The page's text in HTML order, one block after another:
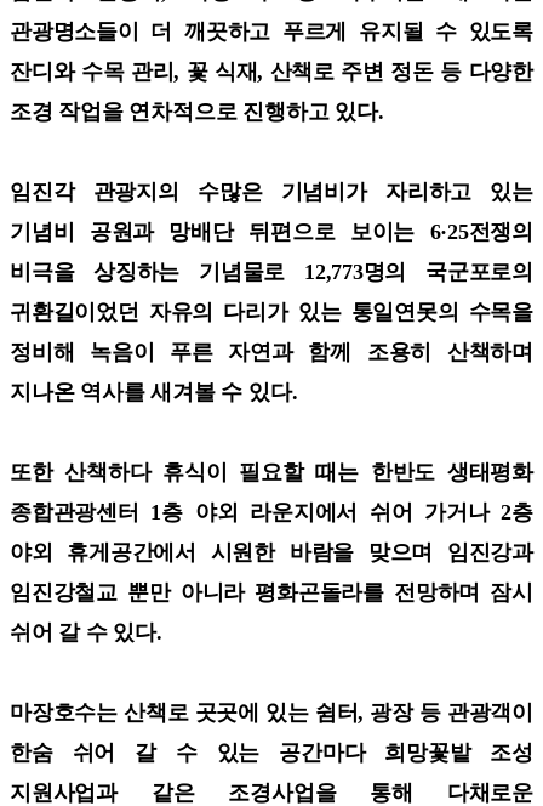
관광명소들이 더 깨끗하고 푸르게 유지될 수 있도록
잔디와 수목 관리, 꽃 식재, 산책로 주변 정돈 등 다양한
조경 작업을 연차적으로 진행하고 있다.
임진각 관광지의 수많은 기념비가 자리하고 있는
기념비 공원과 망배단 뒤편으로 보이는 6·25전쟁의
비극을 상징하는 기념물로 12,773명의 국군포로의
귀환길이었던 자유의 다리가 있는 통일연못의 수목을
정비해 녹음이 푸른 자연과 함께 조용히 산책하며
지나온 역사를 새겨볼 수 있다.
또한 산책하다 휴식이 필요할 때는 한반도 생태평화
종합관광센터 1층 야외 라운지에서 쉬어 가거나 2층
야외 휴게공간에서 시원한 바람을 맞으며 임진강과
임진강철교 뿐만 아니라 평화곤돌라를 전망하며 잠시
쉬어 갈 수 있다.
마장호수는 산책로 곳곳에 있는 쉼터, 광장 등 관광객이
한숨 쉬어 갈 수 있는 공간마다 희망꽃밭 조성
지원사업과 같은 조경사업을 통해 다채로운